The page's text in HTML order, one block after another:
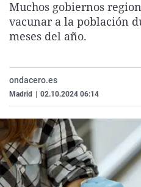
Muchos gobiernos
vacunar a la población
meses del año.
ondacero.es
Madrid 02.10.2024 06:14